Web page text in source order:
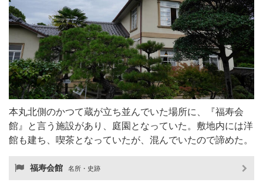
本丸北側のかつて蔵が立ち並んでいた場所に、『福寿会
館』と言う施設があり、庭園となっていた。敷地内には洋
館も建ち、喫茶となっていたが、混んでいたので諦めた。
福寿会館 名所・史跡